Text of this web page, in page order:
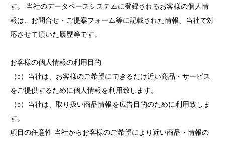
す。 当社のデータベースシステムに登録されるお客様の個人情
報は、お問合せ・ご提案フォーム等に記載された情報、当社で対
応させて頂いた履歴等です。
お客様の個人情報の利用目的
（a）当社は、お客様のご希望にできるだけ近い商品・サービス
をご提供するために個人情報を利用致します。
（b）当社は、取り扱い商品情報を広告目的のために利用致しま
す。
項目の任意性 当社からお客様のご希望により近い商品・情報の